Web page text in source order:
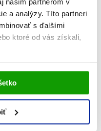
a analýzy. Títo partneri
s ďalšími
ktoré od vás získali,
po dobu jedného
cookies
Informácie o cookies.
zosilnená
Na sklade